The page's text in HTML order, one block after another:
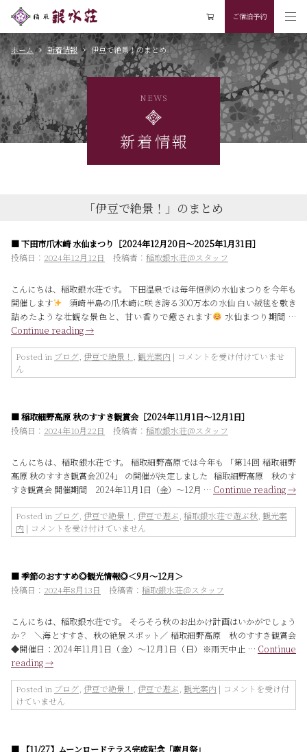
ご宿泊予約
NEWS
新着情報
ホーム 新着情報 伊豆で絶景！のまとめ
「伊豆で絶景！」のまとめ
■ 下田市爪木崎 水仙まつり［2024年12月20日～2025年1月31日］
投稿日： 2024年12月12日 投稿者： 稲取銀水荘＠スタッフ
こんにちは、稲取銀水荘です。 下田温泉では毎年恒例の水仙まつりを今年も
開催します
須崎半島の爪木崎に咲き誇る300万本の水仙 白い絨毯を敷き
詰めたような壮観な景色と、甘い香りで癒されます
水仙まつり期間 …
Continue reading→
Posted in ブログ 伊豆で絶景！ 観光案内 | 下
市
崎
水
つ
り
［2024
12
20
2025
年
31
日］
は
コメントを受け付けていませ
ん
■ 稲取細野高原 秋のすすき観賞会［2024年11月1日～12月1日］
投稿日： 2024年10月22日 投稿者： 稲取銀水荘＠スタッフ
こんにちは、稲取銀水荘です。 稲取細野高原では今年も 「第14回 稲取細野
高原 秋のすすき観賞会2024」 の開催が決定しました 稲取細野高原 秋のす
すき観賞会 開催期間 2024年11月1日（金）～12月 … Continue reading→
Posted in ブログ 伊豆で絶景！ 伊豆で遊ぶ 稲取銀水荘で遊ぶ秋 観光案
内 | 稲
取
高
原
す
す
き
観
会
［2024
年
1
コメントを受け付けていません
■ 季節のおすすめ◎観光情報◎＜9月～12月＞
投稿日： 2024年8月13日 投稿者： 稲取銀水荘＠スタッフ
こんにちは、稲取銀水荘です。 そろそろ秋のお出かけ計画はいかがでしょう
か？ ＼海とすすき、秋の絶景スポット／ 稲取細野高原 秋のすすき観賞会
◆開催日：2024年11月1日（金）～12月1日（日）※雨天中止 … Continue
reading→
Posted in ブログ 伊豆で絶景！ 伊豆で遊ぶ 観光案内 | 季
の
コメントを受け付
けていません
■ 【11/27】ムーンロードテラス完成記念「謝月祭」